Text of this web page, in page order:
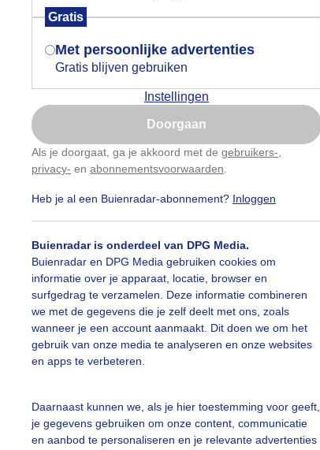
Gratis
Met persoonlijke advertenties
Gratis blijven gebruiken
Instellingen
Doorgaan
Als je doorgaat, ga je akkoord met de gebruikers-
privacy- en abonnementsvoorwaarden
Heb je al een Buienradar-abonnement? Inloggen
Buienradar is onderdeel van DPG Media.
Buienradar en DPG Media gebruiken cookies om
informatie over je apparaat, locatie, browser en
surfgedrag te verzamelen. Deze informatie combineren
we met de gegevens die je zelf deelt met ons, zoals
wanneer je een account aanmaakt. Dit doen we om het
gebruik van onze media te analyseren en onze websites
en apps te verbeteren.
Daarnaast kunnen we, als je hier toestemming voor geeft,
je gegevens gebruiken om onze content, communicatie
en aanbod te personaliseren en je relevante advertenties
Een moment geduld aub...
#bewolking #bewolkt
#fietser #fietsers #grondmist
#kinderen #kiters #kurkdroog
#maan #mist
#opklaringen #paraplu
#sproeien #stapelwolkjes
alle categorieën
vragen
Mijn weer
Indien je hier nog geen akkoord op hebt
gegeven, verschijnt er zo een pop-up uit
je browser waarin deze toestemming
gevraagd wordt.
Is goed, toon de popup
Nu niet, misschien later
Gebruik je Safari en wil je niet elke dag deze pop-up
Klikhierom dit aan te passen